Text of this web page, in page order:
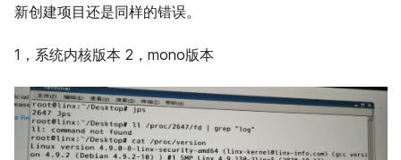
新创建项目还是同样的错误。
1，系统内核版本 2，mono版本